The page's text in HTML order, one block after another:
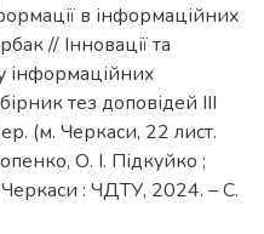
в інформаційних
// Інновації та
інформаційних
тез доповідей ІІІ
(м. Черкаси, 22 лист.
О. І. Підкуйко ;
: ЧДТУ, 2024. – С.